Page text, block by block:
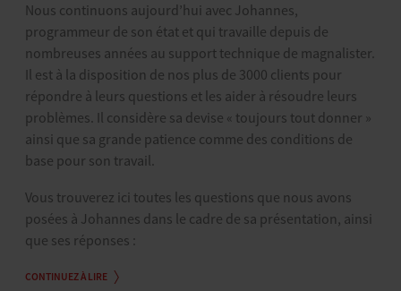
Nous continuons aujourd’hui avec Johannes,
programmeur de son état et qui travaille depuis de
nombreuses années au support technique de magnalister.
Il est à la disposition de nos plus de 3000 clients pour
répondre à leurs questions et les aider à résoudre leurs
problèmes. Il considère sa devise « toujours tout donner »
ainsi que sa grande patience comme des conditions de
base pour son travail.
Vous trouverez ici toutes les questions que nous avons
posées à Johannes dans le cadre de sa présentation, ainsi
que ses réponses :
CONTINUEZ À LIRE